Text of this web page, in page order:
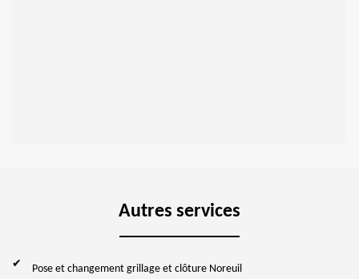
Autres services
Pose et changement grillage et clôture Noreuil